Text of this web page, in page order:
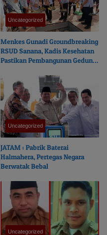
Uncategorized
Menkes Gunadi Groundbreaking
RSUD Sanana, Kadis Kesehatan
Pastikan Pembangunan Gedung
Uncategorized
JATAM : Pabrik Baterai
Halmahera, Pertegas Negara
Berwatak Bebal
Uncategorized